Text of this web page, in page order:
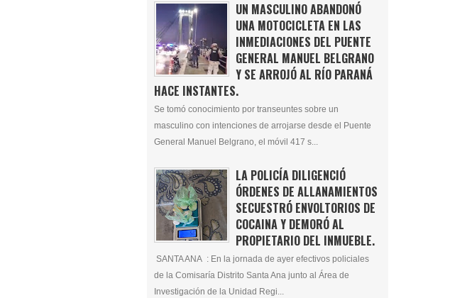
UN MASCULINO ABANDONÓ
UNA MOTOCICLETA EN LAS
INMEDIACIONES DEL PUENTE
GENERAL MANUEL BELGRANO
Y SE ARROJÓ AL RÍO PARANÁ
HACE INSTANTES.
Se tomó conocimiento por transeuntes sobre un
masculino con intenciones de arrojarse desde el Puente
General Manuel Belgrano, el móvil 417 s...
LA POLICÍA DILIGENCIÓ
ÓRDENES DE ALLANAMIENTOS
SECUESTRÓ ENVOLTORIOS DE
COCAINA Y DEMORÓ AL
PROPIETARIO DEL INMUEBLE.
SANTA ANA : En la jornada de ayer efectivos policiales
de la Comisaría Distrito Santa Ana junto al Área de
Investigación de la Unidad Regi...